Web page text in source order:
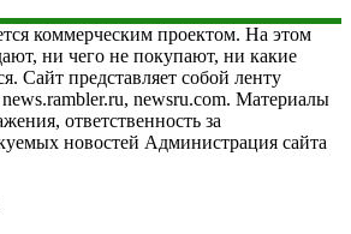
коммерческим проектом. На этом
ни чего не покупают, ни какие
Сайт представляет собой ленту
newsru.com. Материалы
ответственность за
новостей Администрация сайта